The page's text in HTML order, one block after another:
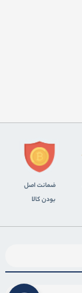
ضمانت اصل
بودن کالا